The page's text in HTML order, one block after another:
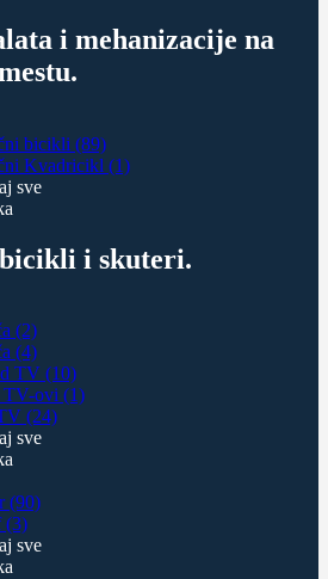
i mehanizacije na
bicikli (89)
Kvadricikl (1)
sve
i skuteri.
(2)
(4)
TV (10)
ovi (1)
(24)
sve
(90)
(3)
sve